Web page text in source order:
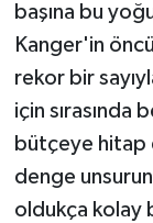
başına bu
Kanger'in
rekor bir
için sırasında
bütçeye hitap
denge
oldukça kolay